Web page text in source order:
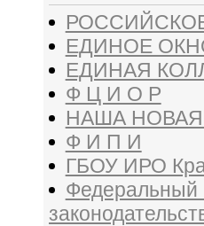
ЕДИНОЕ
ЕДИНАЯ
Ф Ц И О Р
НАША
Ф И П И
ГБОУ ИРО
Федеральный